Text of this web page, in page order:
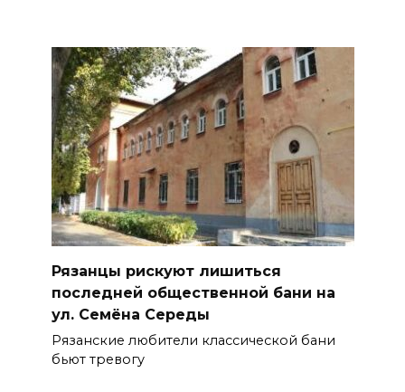
Рязанцы рискуют лишиться
последней общественной бани на
ул. Семёна Середы
Рязанские любители классической бани
бьют тревогу